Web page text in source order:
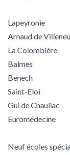
Lapeyronie
Arnaud de
La Colombière
Balmes
Benech
Saint-Eloi
Gui de Chauliac
Euromédecine
Neuf écoles